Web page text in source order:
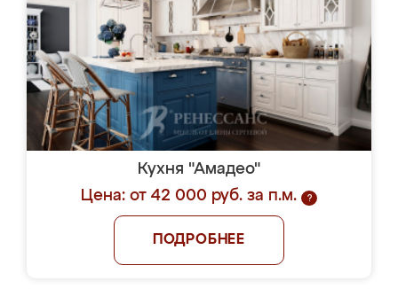
Кухня "Амадео"
Цена: от 42 000 руб. за п.м.
?
ПОДРОБНЕЕ